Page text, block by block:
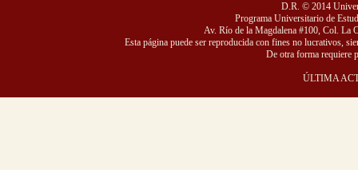
D.R. © 2014
Programa Universitario de
Av. Río de la Magdalena #100, Col. La
Esta página puede ser reproducida con fines no lucrativos,
De otra forma requiere
ÚLTIMA